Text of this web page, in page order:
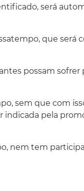
será
que será
possam sofrer
sem que com
pela
nem tem